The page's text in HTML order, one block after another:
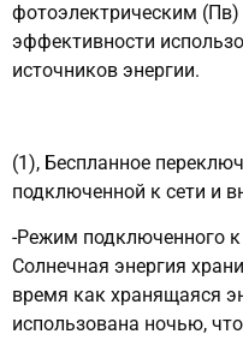
фотоэлектрическим
эффективности
источников энергии.
(1), Беспланное
подключенной к сети и
-Режим подключенного к
Солнечная энергия
время как хранящаяся
использована ночью,